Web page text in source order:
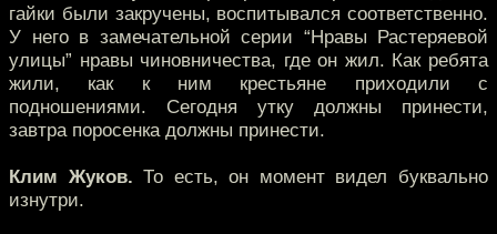
гайки были закручены, воспитывался соответственно.
У него в замечательной серии “Нравы Растеряевой
улицы” нравы чиновничества, где он жил. Как ребята
жили, как к ним крестьяне приходили с
подношениями. Сегодня утку должны принести,
завтра поросенка должны принести.
Клим Жуков. То есть, он момент видел буквально
изнутри.